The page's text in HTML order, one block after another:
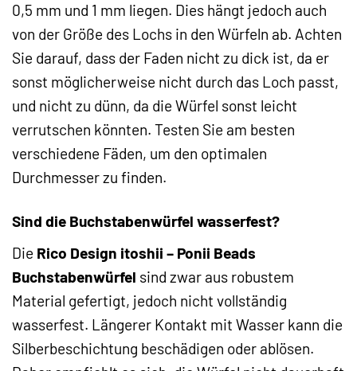
0,5 mm und 1 mm liegen. Dies hängt jedoch auch
von der Größe des Lochs in den Würfeln ab. Achten
Sie darauf, dass der Faden nicht zu dick ist, da er
sonst möglicherweise nicht durch das Loch passt,
und nicht zu dünn, da die Würfel sonst leicht
verrutschen könnten. Testen Sie am besten
verschiedene Fäden, um den optimalen
Durchmesser zu finden.
Sind die Buchstabenwürfel wasserfest?
Die Rico Design itoshii – Ponii Beads
Buchstabenwürfel sind zwar aus robustem
Material gefertigt, jedoch nicht vollständig
wasserfest. Längerer Kontakt mit Wasser kann die
Silberbeschichtung beschädigen oder ablösen.